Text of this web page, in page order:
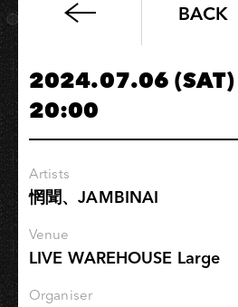
【高
青
春】
培
力
課
｜
演
BACK
2024.07.06 (SAT)
20:00
Artists
惘聞、JAMBINAI
Venue
LIVE WAREHOUSE Large
Organiser